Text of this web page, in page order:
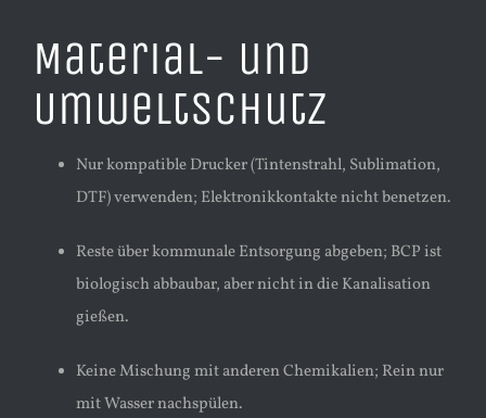
Material- und
Umweltschutz
Nur kompatible Drucker (Tintenstrahl, Sublimation,
DTF) verwenden; Elektronikkontakte nicht benetzen.
Reste über kommunale Entsorgung abgeben; BCP ist
biologisch abbaubar, aber nicht in die Kanalisation
gießen.
Keine Mischung mit anderen Chemikalien; Rein nur
mit Wasser nachspülen.